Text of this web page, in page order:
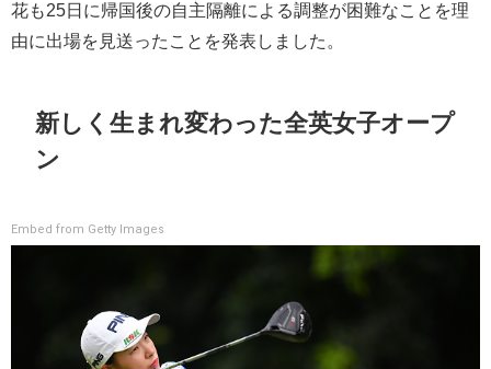
花も25日に帰国後の自主隔離による調整が困難なことを理
由に出場を見送ったことを発表しました。
新しく生まれ変わった全英女子オープ
ン
Embed from Getty Images